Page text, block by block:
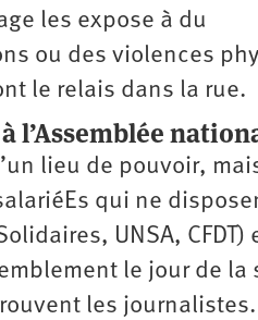
les expose à du
ou des violences
le relais dans la rue.
l’Assemblée
lieu de pouvoir,
qui ne
UNSA, CFDT)
le jour de la
les journalistes.